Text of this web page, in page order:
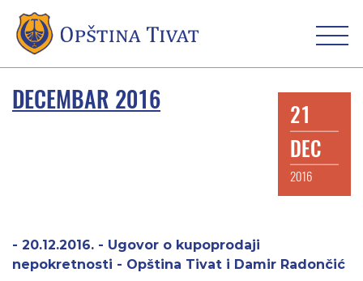
DECEMBAR 2016
21
DEC
2016
- 20.12.2016. - Ugovor o kupoprodaji
nepokretnosti - Opština Tivat i Damir Radončić